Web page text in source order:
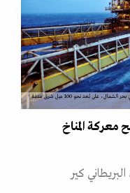
منصة النفط التابعة لشركة BP ضمن مشروع منطقة الحوض الشرقي (ETAP) في بحر الشمال، على بُعد نحو 100 ميل شرق مدينة
معركة المناخ
كير